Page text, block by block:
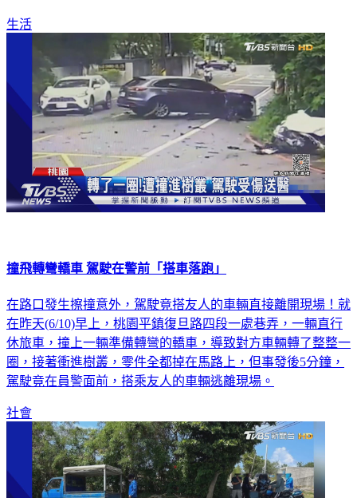
生活
撞飛轉彎轎車 駕駛在警前「搭車落跑」
在路口發生擦撞意外，駕駛竟搭友人的車輛直接離開現場！就
在昨天(6/10)早上，桃園平鎮復旦路四段一處巷弄，一輛直行
休旅車，撞上一輛準備轉彎的轎車，導致對方車輛轉了整整一
圈，接著衝進樹叢，零件全都掉在馬路上，但事發後5分鐘，
駕駛竟在員警面前，搭乘友人的車輛逃離現場。
社會